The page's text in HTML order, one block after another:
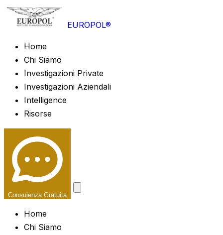
EUROPOL®
Home
Chi Siamo
Investigazioni Private
Investigazioni Aziendali
Intelligence
Risorse
Consulenza Gratuita
Home
Chi Siamo